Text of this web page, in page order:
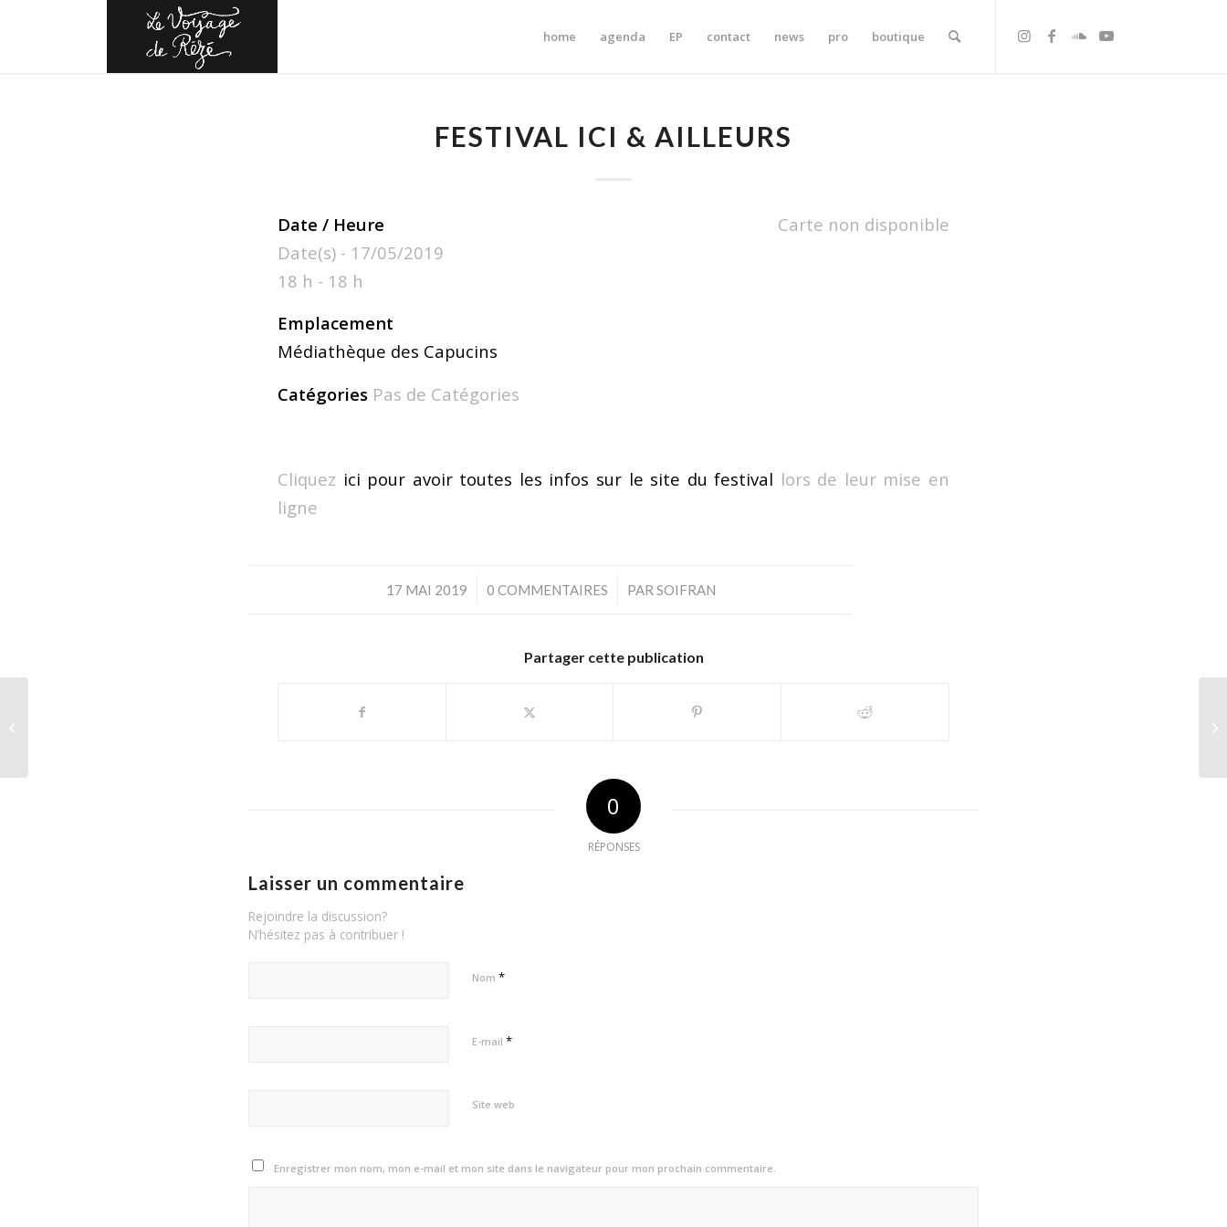
home agenda EP contact news pro boutique
FESTIVAL ICI & AILLEURS
Carte non disponible
Date / Heure
Date(s) - 17/05/2019
18 h - 18 h
Emplacement
Médiathèque des Capucins
Catégories Pas de Catégories
Cliquez ici pour avoir toutes les infos sur le site du festival lors de leur mise en
ligne
17 MAI 2019
/ 0 COMMENTAIRES
/ PAR SOIFRAN
Partager cette publication
0
RÉPONSES
Laisser un commentaire
Rejoindre la discussion?
N’hésitez pas à contribuer !
Nom *
E-mail *
Site web
Enregistrer mon nom, mon e-mail et mon site dans le navigateur pour mon prochain commentaire.